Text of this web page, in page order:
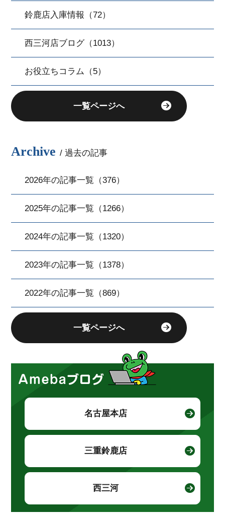
鈴鹿店入庫情報（72）
西三河店ブログ（1013）
お役立ちコラム（5）
一覧ページへ
Archive / 過去の記事
2026年の記事一覧（376）
2025年の記事一覧（1266）
2024年の記事一覧（1320）
2023年の記事一覧（1378）
2022年の記事一覧（869）
一覧ページへ
名古屋本店
三重鈴鹿店
西三河